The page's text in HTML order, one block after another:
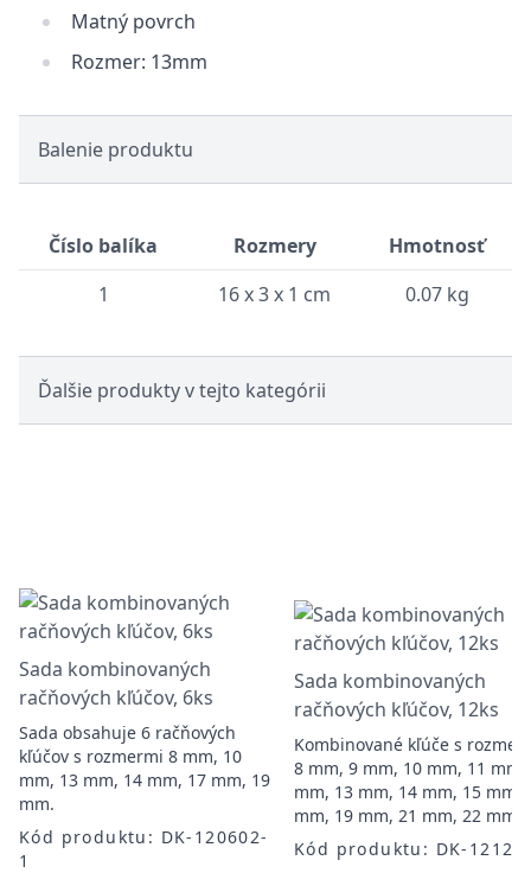
Matný povrch
Rozmer: 13mm
Balenie produktu
Číslo balíka Rozmery
Hmotnosť
1
16 x 3 x 1 cm 0.07 kg
Ďalšie produkty v tejto kategórii
Sada kombinovaných
račňových kľúčov, 6ks
Sada obsahuje 6 račňových
kľúčov s rozmermi 8 mm, 10
mm, 13 mm, 14 mm, 17 mm, 19
mm.
Kód produktu: DK-120602-
1
Sada kombinovaných
račňových kľúčov, 12ks
Kombinované kľúče s
8 mm, 9 mm, 10 mm, 11 mm,
mm, 13 mm, 14 mm, 15 mm,
mm, 19 mm, 21 mm, 22 mm
Kód produktu: DK-